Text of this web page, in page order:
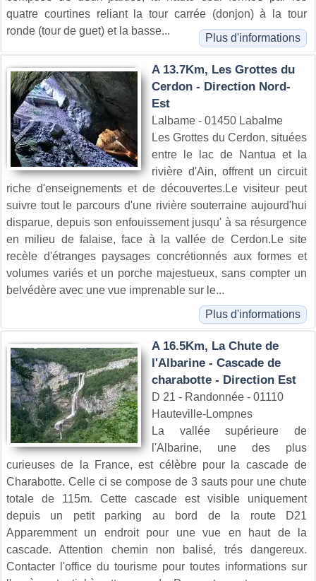
quatre courtines reliant la tour carrée (donjon) à la tour
ronde (tour de guet) et la basse...
Plus d'informations
A 13.7Km, Les Grottes du
Cerdon - Direction Nord-
Est
Lalbame - 01450 Labalme
Les Grottes du Cerdon, situées
entre le lac de Nantua et la
rivière d'Ain, offrent un circuit
riche d'enseignements et de découvertes.Le visiteur peut
suivre tout le parcours d'une rivière souterraine aujourd'hui
disparue, depuis son enfouissement jusqu' à sa résurgence
en milieu de falaise, face à la vallée de Cerdon.Le site
recèle d'étranges paysages concrétionnés aux formes et
volumes variés et un porche majestueux, sans compter un
belvédère avec une vue imprenable sur le...
Plus d'informations
A 16.5Km, La Chute de
l'Albarine - Cascade de
charabotte - Direction Est
D 21 - Randonnée - 01110
Hauteville-Lompnes
La vallée supérieure de
l'Albarine, une des plus
curieuses de la France, est célèbre pour la cascade de
Charabotte. Celle ci se compose de 3 sauts pour une chute
totale de 115m. Cette cascade est visible uniquement
depuis un petit parking au bord de la route D21
Apparemment un endroit pour une vue en haut de la
cascade. Attention chemin non balisé, trés dangereux.
Contacter l'office du tourisme pour toutes informations sur